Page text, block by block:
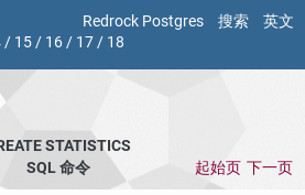
Redrock Postgres 搜索
英文
/ 15/ 16/ 17/ 18
STATISTICS
SQL 命令 起始页 下一页